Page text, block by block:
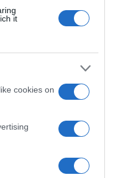
it
cookies on
στο ΔΑΚ της πόλης,